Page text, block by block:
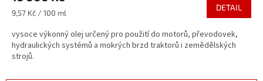
5,0
5
hvězdiček.
Měrná
9,57 Kč / 100 ml
DETAIL
vysoce výkonný olej určený pro použití do motorů, převodovek,
hydraulických systémů a mokrých brzd traktorů i zemědělských
strojů.